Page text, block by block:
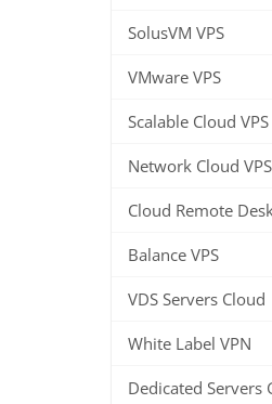
SolusVM VPS
VMware VPS
Scalable Cloud VPS
Network Cloud VPS
Cloud Remote
Balance VPS
VDS Servers Cloud
White Label VPN
Dedicated Servers